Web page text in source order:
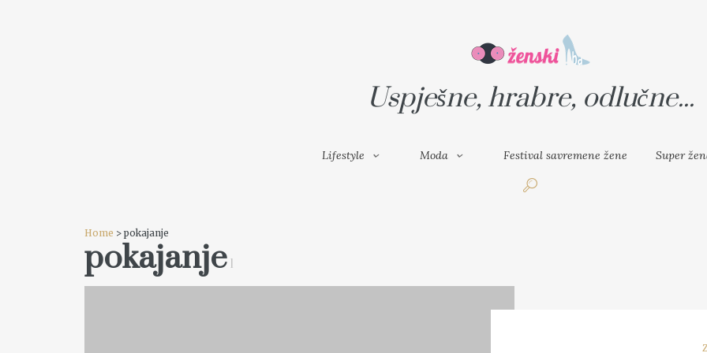
SUPER ŽENA
Uspješne, hrabre, odlučne...
Lifestyle Moda Festival savremene žene Super
Home > pokajanje
pokajanje 1